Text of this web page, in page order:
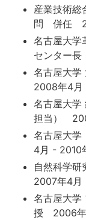
産業技術
問 併任
名古屋大学
センター
名古屋大学
2008年4月
名古屋大学
担当）
名古屋大
4月 - 2010
自然科学
2007年4月
名古屋大
授 2006年